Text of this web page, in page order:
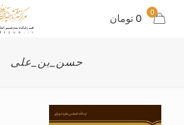
0 0 تومان
حسن_بن_علی